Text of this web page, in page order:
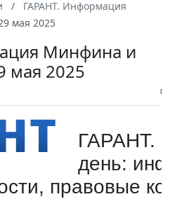
ГАРАНТ. Информация
мая 2025
Минфина и
мая 2025
ГАРАНТ.
день:
правовые